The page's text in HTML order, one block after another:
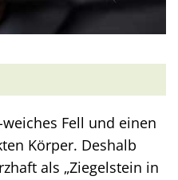
Fell und einen
Körper. Deshalb
als „Ziegelstein in